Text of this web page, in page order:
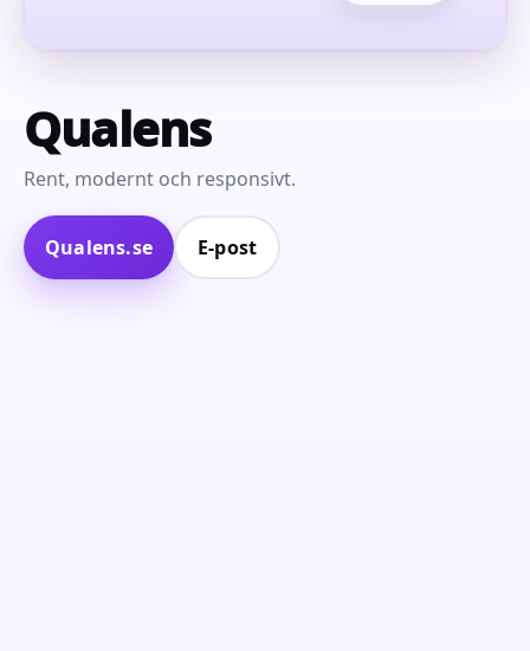
Qualens
Rent, modernt och responsivt.
Qualens.se E‑post